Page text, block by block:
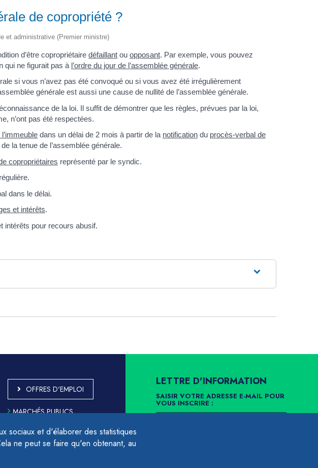
sociaux et d'élaborer des statistiques
ne peut se faire qu'en obtenant, au
de copropriété ?
et administrative (Premier ministre)
d’être copropriétaire défaillant ou opposant. Par exemple, vous pouvez
qui ne figurait pas à l’ordre du jour de l’assemblée générale.
si vous n’avez pas été convoqué ou si vous avez été irrégulièrement
générale est aussi une cause de nullité de l’assemblée générale.
de la loi. Il suffit de démontrer que les règles, prévues par la loi,
n’ont pas été respectées.
dans un délai de 2 mois à partir de la notification du procès-verbal de
la tenue de l’assemblée générale.
copropriétaires représenté par le syndic.
dans le délai.
et intérêts.
intérêts pour recours abusif.
OFFRES D'EMPLOI
MARCHÉS PUBLICS
CONFORME
PLAN DU SITE
LETTRE D'INFORMATION
SAISIR VOTRE ADRESSE E-MAIL POUR
VOUS INSCRIRE :